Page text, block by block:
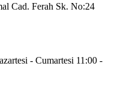
Cad. Ferah Sk. No:24
- Cumartesi 11:00 -